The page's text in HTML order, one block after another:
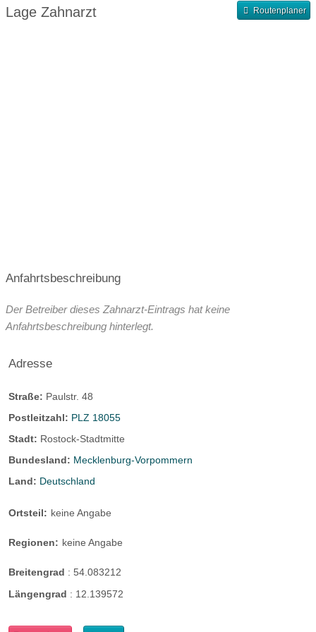
Samstagssprechstunde
Lage Zahnarzt Routenplaner
Anfahrtsbeschreibung
Der Betreiber dieses Zahnarzt-Eintrags hat keine
Anfahrtsbeschreibung hinterlegt.
Adresse
Straße: Paulstr. 48
Postleitzahl: PLZ 18055
Stadt: Rostock-Stadtmitte
Bundesland: Mecklenburg-Vorpommern
Land: Deutschland
Ortsteil: keine Angabe
Regionen: keine Angabe
Breitengrad : 54.083212
Längengrad : 12.139572